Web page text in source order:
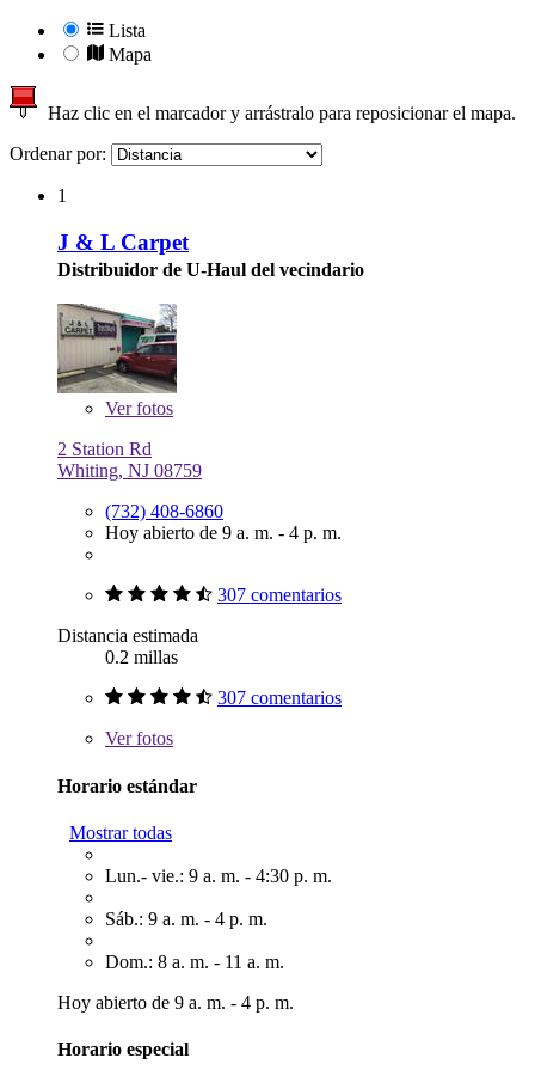
Lista
Mapa
Haz clic en el marcador y arrástralo para reposicionar el mapa.
Ordenar por:
1
J & L Carpet
Distribuidor de U-Haul del vecindario
Verfotos
2 Station Rd
Whiting, NJ 08759
(732) 408-6860
Hoy abierto de 9 a. m. - 4 p. m.
307 comentarios
Distancia estimada
0.2 millas
307 comentarios
Verfotos
Horario estándar
Mostrar todas
Lun.- vie.: 9 a. m. - 4:30 p. m.
Sáb.: 9 a. m. - 4 p. m.
Dom.: 8 a. m. - 11 a. m.
Hoy abierto de 9 a. m. - 4 p. m.
Horario especial